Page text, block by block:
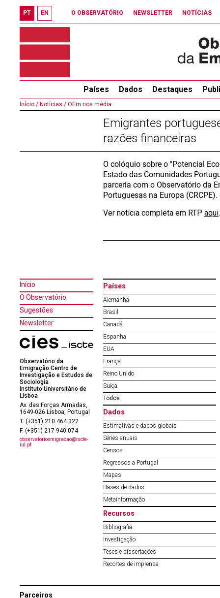
PT EN O OBSERVATÓRIO NEWSLETTER NOTÍCIAS
Países Dados Destaques
Início / Notícias / OEm nos média
Emigrantes
razões financeiras
O colóquio sobre o "Potencial
Estado das Comunidades
parceria com o Observatório da
Portuguesas na Europa (CRCPE).
Ver notícia completa em RTP aqui
Início
O Observatório
Sugestões
Newsletter
Observatório da
Emigração Centro de
Investigação e Estudos de
Sociologia
Instituto Universitário de
Lisboa
Av. das Forças Armadas,
1649-026 Lisboa, Portugal
T. (+351) 210 464 322
F. (+351) 217 940 074
observatorioemigracao@iscte-
iul.pt
Países
Alemanha
Brasil
Canadá
Espanha
EUA
França
Reino Unido
Suíça
Todos
Dados
Estimativas e dados globais
Séries anuais
Censos
Regressos a Portugal
Mapas
Bases de dados
Metainformação
Recursos
Bibliografia
Investigação
Teses e dissertações
Recortes de imprensa
Parceiros